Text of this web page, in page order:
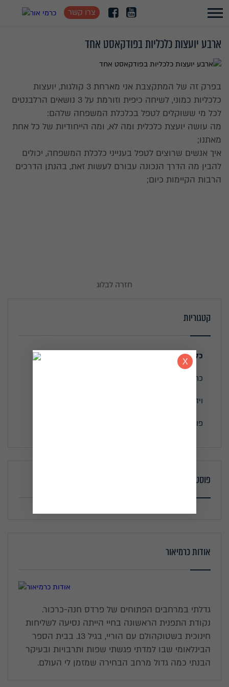
צרו קשר
ארבע יועצות כלכליות בפודקאסט אחד
בפרק זה של המתקצבת אני מארחת 3 קולגות, יועצות
כלכליות כמוני, לשיחה כיפית וזורמת על 3 נושאים הרלבנטים
לכל מי ששוקלים לטפל בכלכלת המשפחה שלהם:
מה עושה יועצת כלכלית ומה לא, ומה הייחודיות של כל אחת
מאתנו;
איך אנשים שרוצים לטפל בענייני כלכלת המשפחה, יכולים
להבין מה הדרך הנכונה עבורם לעשות זאת, בהנתן הדרכים
הרבות הקיימות כיום;
חזרה לבלוג
קטגוריות
כל הכתבות
כתבו עלי
וידאו
פודקאסטים
פוסטים אחרונים
אודות כרמיאור
גדלתי במרחבים הפתוחים של פרדס חנה-כרכור.
נקודת התפנית הראשונה בחיי הייתה נסיעה לשליחות
חינוכית בשטוקהולם עם הוריי, בגיל 13. בבית הספר
הבינלאומי שבו למדתי פגשתי שפות ותרבויות ובעיקר
הבנתי כמה גדול מרחב הבחירה שמזמן לי העולם.